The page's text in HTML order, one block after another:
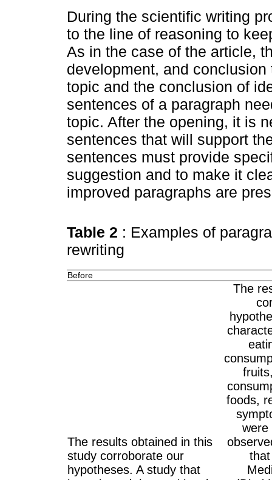
During the scientific writing
to the line of reasoning to
As in the case of the article,
development, and
topic and the conclusion of
sentences of a paragraph
topic. After the opening, it is
sentences that will support
sentences must provide
suggestion and to make it
improved paragraphs are
Table 2 : Examples of
rewriting
Before
The results obtained in this
study corroborate our
hypotheses. A study that
The
foods,
were